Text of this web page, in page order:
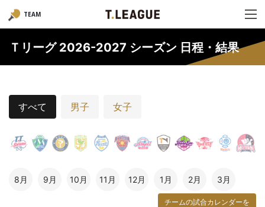
TEAM
Ｔリーグ 2026-2027 シーズン 日程・結果
すべて 男子 女子
8月 9月 10月 11月 12月 1月 2月 3月
チームの試合カレンダーを